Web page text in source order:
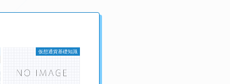
仮想通貨基礎知識